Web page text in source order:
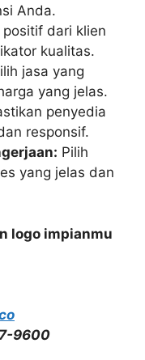
Anda.
positif dari klien
kualitas.
jasa yang
yang jelas.
penyedia
responsif.
Pilih
yang jelas dan
logo impianmu
9600